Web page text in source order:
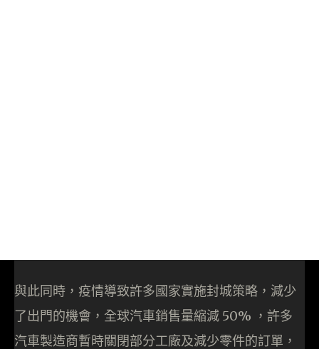
與此同時，疫情導致許多國家實施封城策略，減少
了出門的機會，全球汽車銷售量縮減 50% ，許多
汽車製造商暫時關閉部分工廠及減少零件的訂單，